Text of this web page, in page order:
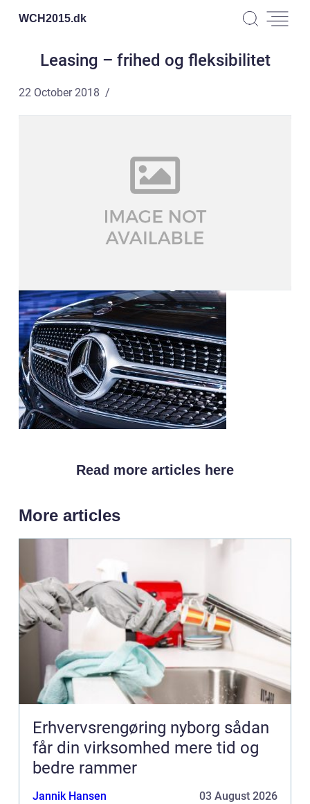
WCH2015.dk
Leasing – frihed og fleksibilitet
22 October 2018
Read more articles here
More articles
Erhvervsrengøring nyborg sådan
får din virksomhed mere tid og
bedre rammer
Jannik Hansen 03 August 2026